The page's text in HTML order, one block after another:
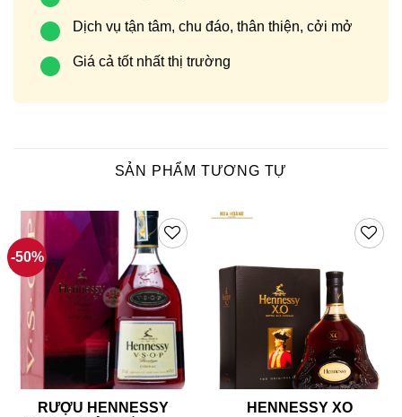
Dịch vụ tận tâm, chu đáo, thân thiện, cởi mở
Giá cả tốt nhất thị trường
SẢN PHẨM TƯƠNG TỰ
-50%
RƯỢU HENNESSY
HENNESSY XO